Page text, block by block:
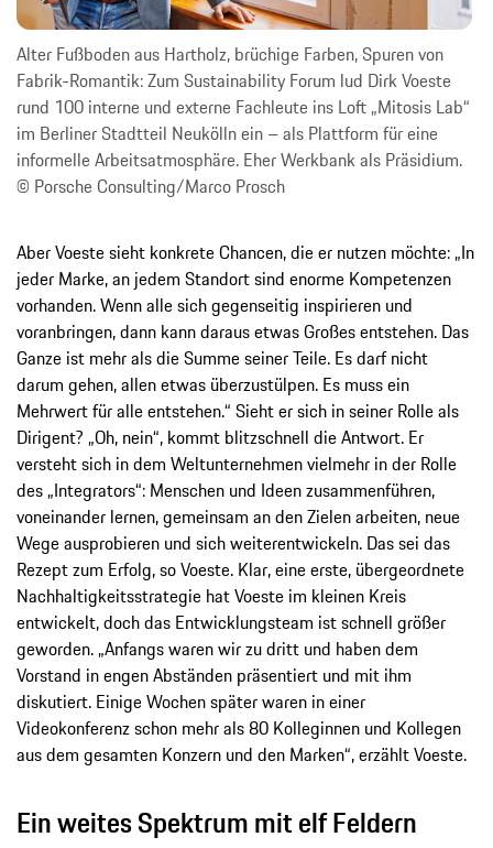
Alter Fußboden aus Hartholz, brüchige Farben, Spuren von
Fabrik-​Romantik: Zum Sustainability Forum lud Dirk Voeste
rund 100 interne und externe Fachleute ins Loft „Mitosis Lab“
im Berliner Stadtteil Neukölln ein – als Plattform für eine
informelle Arbeitsatmosphäre. Eher Werkbank als Präsidium.
© Porsche Consulting/Marco Prosch
Aber Voeste sieht konkrete Chancen, die er nutzen möchte: „In
jeder Marke, an jedem Standort sind enorme Kompetenzen
vorhanden. Wenn alle sich gegenseitig inspirieren und
voranbringen, dann kann daraus etwas Großes entstehen. Das
Ganze ist mehr als die Summe seiner Teile. Es darf nicht
darum gehen, allen etwas überzustülpen. Es muss ein
Mehrwert für alle entstehen.“ Sieht er sich in seiner Rolle als
Dirigent? „Oh, nein“, kommt blitzschnell die Antwort. Er
versteht sich in dem Weltunternehmen vielmehr in der Rolle
des „Integrators“: Menschen und Ideen zusammenführen,
voneinander lernen, gemeinsam an den Zielen arbeiten, neue
Wege ausprobieren und sich weiterentwickeln. Das sei das
Rezept zum Erfolg, so Voeste. Klar, eine erste, übergeordnete
Nachhaltigkeitsstrategie hat Voeste im kleinen Kreis
entwickelt, doch das Entwicklungsteam ist schnell größer
geworden. „Anfangs waren wir zu dritt und haben dem
Vorstand in engen Abständen präsentiert und mit ihm
diskutiert. Einige Wochen später waren in einer
Videokonferenz schon mehr als 80 Kolleginnen und Kollegen
aus dem gesamten Konzern und den Marken“, erzählt Voeste.
Ein weites Spektrum mit elf Feldern